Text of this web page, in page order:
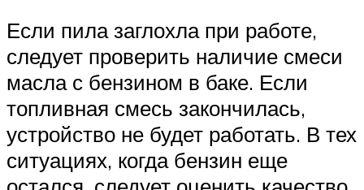
Если пила заглохла при работе,
следует проверить наличие смеси
масла с бензином в баке. Если
топливная смесь закончилась,
устройство не будет работать. В тех
ситуациях, когда бензин еще